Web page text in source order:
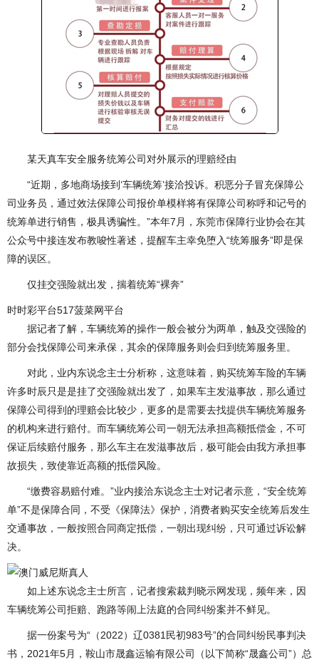
某天真车安全服务统筹公司对外展示的理赔经由
“近期，多地商场接到‘车辆统筹’接洽投诉。积恶分子冒充保障公
司业务员，通过效法保障公司报价单模样将有保障公司称呼和记号的
统筹单进行销售，极具诱骗性。”本年7月，东莞市保障行业协会在其
公众号中接连发布教唆性著述，提醒车主幸免堕入“统筹服务”即是保
障的误区。
仅挂交强险就出发，揣着统筹“裸奔”
时时彩平台517菠菜网平台
据记者了解，车辆统筹的操作一般会被分为两单，触及交强险的
部分会找保障公司来承保，其余的保障服务则会归到统筹服务里。
对此，业内东说念主士分析称，这意味着，购买统筹车险的车辆
许多时辰只是是挂了交强险就出发了，如果车主发滋事故，那么通过
保障公司得到的理赔会比较少，更多的是需要去找提供车辆统筹服务
的机构来进行赔付。而车辆统筹公司一朝无法承担高额抵偿金，不可
保证后续赔付服务，那么车主在发滋事故后，极可能会由我方承担事
故损失，致使靠近高额的抵偿风险。
“缴费容易赔付难。”业内接洽东说念主士对记者示意，“安全统筹
单”不是保障合同，不受《保障法》保护，消费者购买安全统筹后发生
交通事故，一般按照合同商定抵偿，一朝出现纠纷，只可通过诉讼解
决。
如上述东说念主士所言，记者搜索裁判晓示网发现，频年来，因
车辆统筹公司拒赔、跑路等闹上法庭的合同纠纷案并不鲜见。
据一份案号为“（2022）辽0381民初983号”的合同纠纷民事判决
书，2021年5月，鞍山市晟鑫运输有限公司（以下简称“晟鑫公司”）总